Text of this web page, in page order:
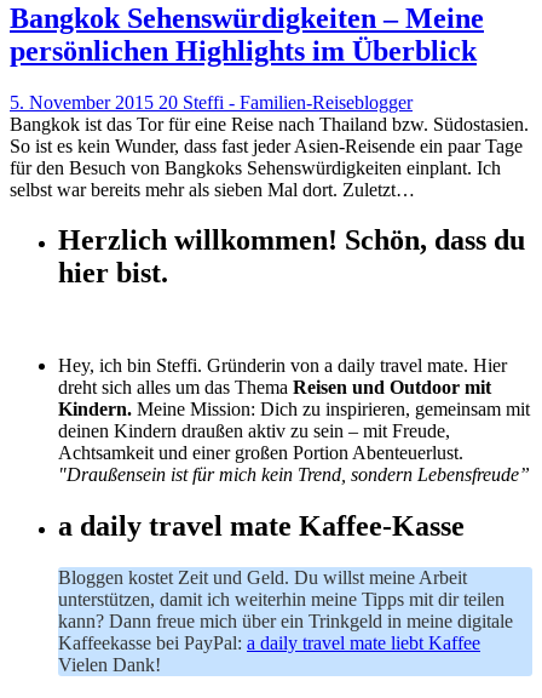
Bangkok Sehenswürdigkeiten – Meine
persönlichen Highlights im Überblick
5. November 2015 20 Steffi - Familien-Reiseblogger
Bangkok ist das Tor für eine Reise nach Thailand bzw. Südostasien.
So ist es kein Wunder, dass fast jeder Asien-Reisende ein paar Tage
für den Besuch von Bangkoks Sehenswürdigkeiten einplant. Ich
selbst war bereits mehr als sieben Mal dort. Zuletzt…
Herzlich willkommen! Schön, dass du
hier bist.
Hey, ich bin Steffi. Gründerin von a daily travel mate. Hier
dreht sich alles um das Thema Reisen und Outdoor mit
Kindern. Meine Mission: Dich zu inspirieren, gemeinsam mit
deinen Kindern draußen aktiv zu sein – mit Freude,
Achtsamkeit und einer großen Portion Abenteuerlust.
"Draußensein ist für mich kein Trend, sondern Lebensfreude”
a daily travel mate Kaffee-Kasse
Bloggen kostet Zeit und Geld. Du willst meine Arbeit
unterstützen, damit ich weiterhin meine Tipps mit dir teilen
kann? Dann freue mich über ein Trinkgeld in meine digitale
Kaffeekasse bei PayPal: a daily travel mate liebt Kaffee
Vielen Dank!